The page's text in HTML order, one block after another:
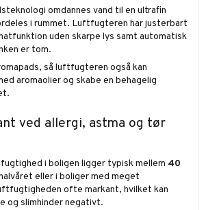
omdannes vand til en ultrafin
i rummet. Luftfugteren har justerbart
uden skarpe lys samt automatisk
er tom.
så luftfugteren også kan
aromaolier og skabe en behagelig
ved allergi, astma og tør
i boligen ligger typisk mellem 40
eller i boliger med meget
ofte markant, hvilket kan
og slimhinder negativt.